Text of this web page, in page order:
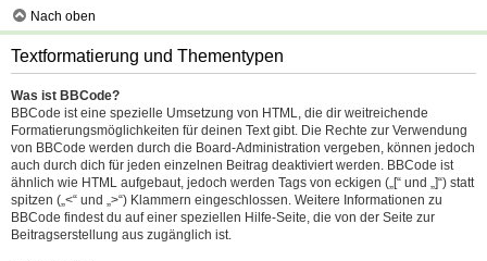
Nach oben
Textformatierung und Thementypen
Was ist BBCode?
BBCode ist eine spezielle Umsetzung von HTML, die dir weitreichende
Formatierungsmöglichkeiten für deinen Text gibt. Die Rechte zur Verwendung
von BBCode werden durch die Board-Administration vergeben, können jedoch
auch durch dich für jeden einzelnen Beitrag deaktiviert werden. BBCode ist
ähnlich wie HTML aufgebaut, jedoch werden Tags von eckigen („[“ und „]“) statt
spitzen („<“ und „>“) Klammern eingeschlossen. Weitere Informationen zu
BBCode findest du auf einer speziellen Hilfe-Seite, die von der Seite zur
Beitragserstellung aus zugänglich ist.